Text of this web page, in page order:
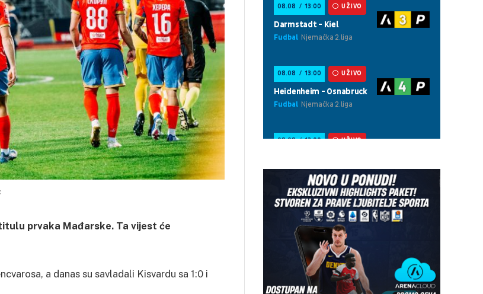
prvaka Mađarske. Ta vijest će
a danas su savladali Kisvardu sa 1:0 i